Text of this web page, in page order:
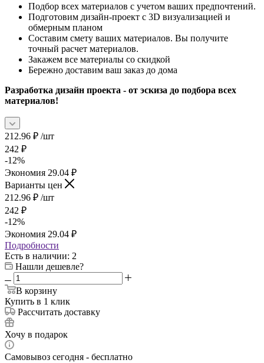
Подбор всех материалов с учетом ваших предпочтений.
Подготовим дизайн-проект с 3D визуализацией и
обмерным планом
Составим смету ваших материалов. Вы получите
точный расчет материалов.
Закажем все материалы со скидкой
Бережно доставим ваш заказ до дома
Разработка дизайн проекта - от эскиза до подбора всех
материалов!
212.96 ₽ /шт
242 ₽
-12%
Экономия 29.04 ₽
Варианты цен
212.96 ₽ /шт
242 ₽
-12%
Экономия 29.04 ₽
Подробности
Есть в наличии: 2
Нашли дешевле?
В корзину
Купить в 1 клик
Рассчитать доставку
Хочу в подарок
Самовывоз сегодня - бесплатно